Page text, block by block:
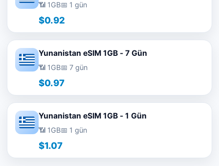
📶 1GB📅 1 gün
$0.92
Yunanistan eSIM 1GB - 7 Gün
📶 1GB📅 7 gün
$0.97
Yunanistan eSIM 1GB - 1 Gün
📶 1GB📅 1 gün
$1.07